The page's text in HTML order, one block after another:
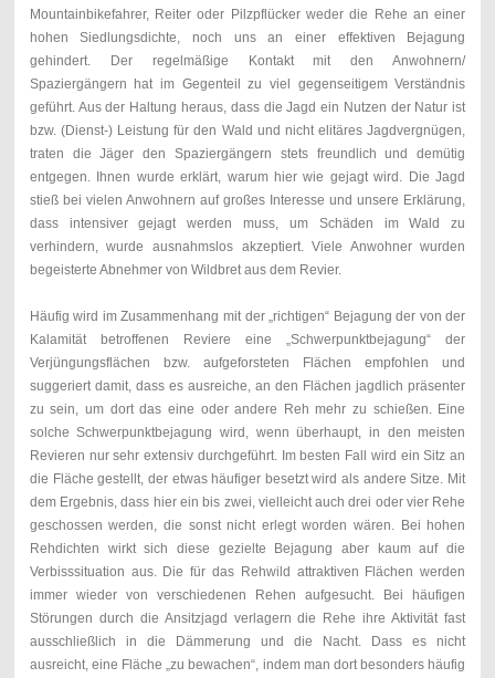
Mountainbikefahrer, Reiter oder Pilzpflücker weder die Rehe an einer
hohen Siedlungsdichte, noch uns an einer effektiven Bejagung
gehindert.
Der
regelmäßige Kontakt mit den Anwohnern/
Spaziergängern hat im Gegenteil zu viel gegenseitigem Verständnis
geführt. Aus der Haltung heraus, dass die Jagd ein Nutzen der Natur ist
bzw. (Dienst-) Leistung für den Wald und nicht elitäres Jagdvergnügen,
traten die Jäger den Spaziergängern stets freundlich und demütig
entgegen. Ihnen wurde erklärt, warum hier wie gejagt wird. Die Jagd
stieß bei vielen Anwohnern auf großes Interesse und unsere Erklärung,
dass intensiver gejagt werden muss, um Schäden im Wald zu
verhindern, wurde ausnahmslos akzeptiert. Viele Anwohner wurden
begeisterte Abnehmer von Wildbret aus dem Revier.
Häufig wird im Zusammenhang mit der „richtigen“ Bejagung der von der
Kalamität betroffenen Reviere eine „Schwerpunktbejagung“ der
Verjüngungsflächen bzw. aufgeforsteten Flächen empfohlen und
suggeriert damit, dass es ausreiche, an den Flächen jagdlich präsenter
zu sein, um dort das eine oder andere Reh mehr zu schießen. Eine
solche Schwerpunktbejagung wird, wenn überhaupt, in den meisten
Revieren nur sehr extensiv durchgeführt. Im besten Fall wird ein Sitz an
die Fläche gestellt, der etwas häufiger besetzt wird als andere Sitze. Mit
dem Ergebnis, dass hier ein bis zwei, vielleicht auch drei oder vier Rehe
geschossen werden, die sonst nicht erlegt worden wären. Bei hohen
Rehdichten wirkt sich diese gezielte Bejagung aber kaum auf die
Verbisssituation aus. Die für das Rehwild attraktiven Flächen werden
immer wieder von verschiedenen Rehen aufgesucht. Bei häufigen
Störungen durch die Ansitzjagd verlagern die Rehe ihre Aktivität fast
ausschließlich in die Dämmerung und die Nacht. Dass es nicht
ausreicht, eine Fläche „zu bewachen“, indem man dort besonders häufig